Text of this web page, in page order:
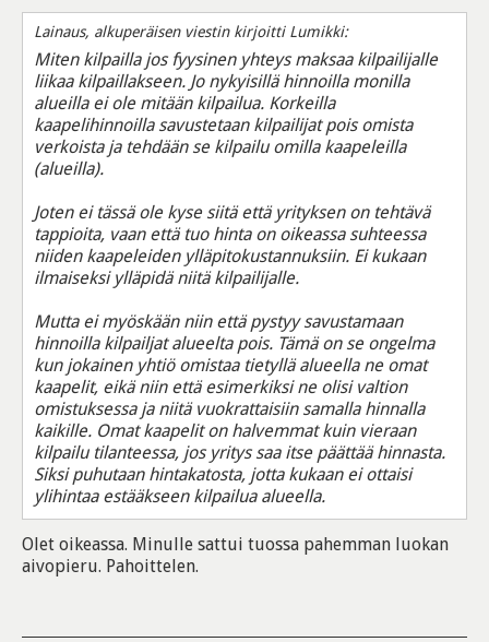
Lainaus, alkuperäisen viestin kirjoitti Lumikki:
Miten kilpailla jos fyysinen yhteys maksaa kilpailijalle
liikaa kilpaillakseen. Jo nykyisillä hinnoilla monilla
alueilla ei ole mitään kilpailua. Korkeilla
kaapelihinnoilla savustetaan kilpailijat pois omista
verkoista ja tehdään se kilpailu omilla kaapeleilla
(alueilla).
Joten ei tässä ole kyse siitä että yrityksen on tehtävä
tappioita, vaan että tuo hinta on oikeassa suhteessa
niiden kaapeleiden ylläpitokustannuksiin. Ei kukaan
ilmaiseksi ylläpidä niitä kilpailijalle.
Mutta ei myöskään niin että pystyy savustamaan
hinnoilla kilpailjat alueelta pois. Tämä on se ongelma
kun jokainen yhtiö omistaa tietyllä alueella ne omat
kaapelit, eikä niin että esimerkiksi ne olisi valtion
omistuksessa ja niitä vuokrattaisiin samalla hinnalla
kaikille. Omat kaapelit on halvemmat kuin vieraan
kilpailu tilanteessa, jos yritys saa itse päättää hinnasta.
Siksi puhutaan hintakatosta, jotta kukaan ei ottaisi
ylihintaa estääkseen kilpailua alueella.
Olet oikeassa. Minulle sattui tuossa pahemman luokan
aivopieru. Pahoittelen.